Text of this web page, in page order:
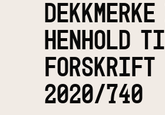
HENHOLD
FORSKRIFT
2020/740